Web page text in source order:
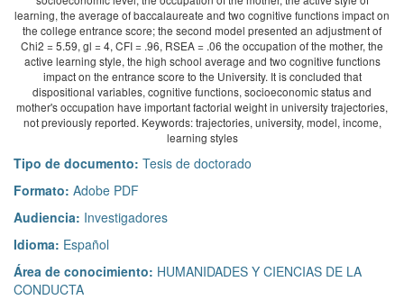
learning, the average of baccalaureate and two cognitive functions impact on
the college entrance score; the second model presented an adjustment of
Chi2 = 5.59, gl = 4, CFI = .96, RSEA = .06 the occupation of the mother, the
active learning style, the high school average and two cognitive functions
impact on the entrance score to the University. It is concluded that
dispositional variables, cognitive functions, socioeconomic status and
mother's occupation have important factorial weight in university trajectories,
not previously reported. Keywords: trajectories, university, model, income,
learning styles
Tipo de documento: Tesis de doctorado
Formato: Adobe PDF
Audiencia: Investigadores
Idioma: Español
Área de conocimiento: HUMANIDADES Y CIENCIAS DE LA
CONDUCTA